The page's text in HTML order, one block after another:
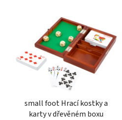
small foot Hrací kostky a
karty v dřevěném boxu